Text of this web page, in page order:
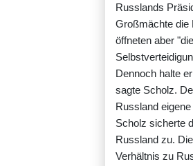
Russlands
Großmächte die
öffneten aber
Dennoch halte
sagte Scholz.
Russland
Scholz sicherte
Russland zu.
Verhältnis zu